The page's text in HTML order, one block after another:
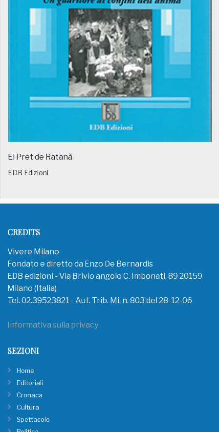
El Pret de Ratanà
EDB Edizioni
CREDITS
Vivere Milano
Fondato e diretto da Enzo De Bernardis
EDB edizioni - Via Brivio angolo C. Imbonati, 89 20159
Milano (Italia)
Tel. 02.39523821 - Aut. Trib. Mi. n. 803 del 28-12-06
Informativa sulla privacy
SEZIONI
Home
Editoriali
Cronaca
Cultura
Spettacolo